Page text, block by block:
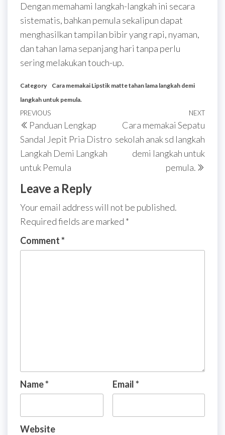
Dengan memahami langkah-langkah ini secara
sistematis, bahkan pemula sekalipun dapat
menghasilkan tampilan bibir yang rapi, nyaman,
dan tahan lama sepanjang hari tanpa perlu
sering melakukan touch-up.
Category
Cara memakai Lipstik matte tahan lama langkah demi
langkah untuk pemula.
Post
navigation
Previous
Post
PREVIOUS
Panduan Lengkap
Sandal Jepit Pria Distro
Langkah Demi Langkah
untuk Pemula
Next
NEXT
Cara memakai Sepatu
sekolah anak sd langkah
demi langkah untuk
pemula.
Leave a Reply
Your email address will not be published.
Required fields are marked *
Comment*
Name* Email*
Website